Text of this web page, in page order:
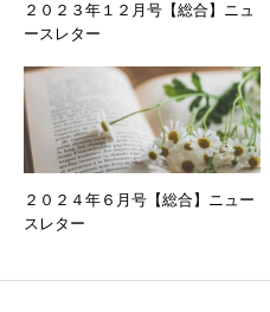
２０２３年１２月号【総合】ニュ
ースレター
２０２４年６月号【総合】ニュー
スレター